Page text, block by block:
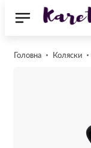
Головна Коляски